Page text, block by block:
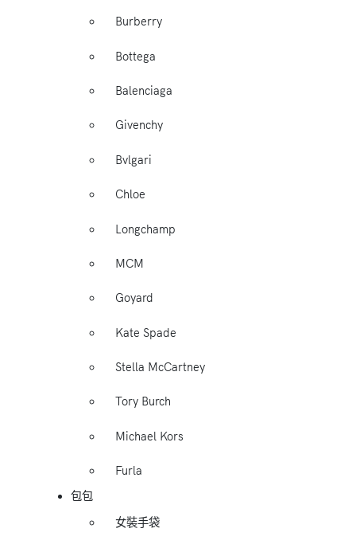
Burberry
Bottega
Balenciaga
Givenchy
Bvlgari
Chloe
Longchamp
MCM
Goyard
Kate Spade
Stella McCartney
Tory Burch
Michael Kors
Furla
包包
女裝手袋